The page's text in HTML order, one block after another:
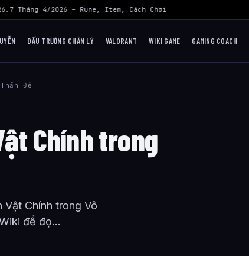
Tháng 4/2026 – Rune, Item, Cách Chơi Mid Hiệu Quả Nhất
ĐẤU TRƯỜNG CHÂN LÝ VALORANT WIKI GAME GAMING COACH
Đế
Chính trong
Vật Chính trong Vô
để đọ...